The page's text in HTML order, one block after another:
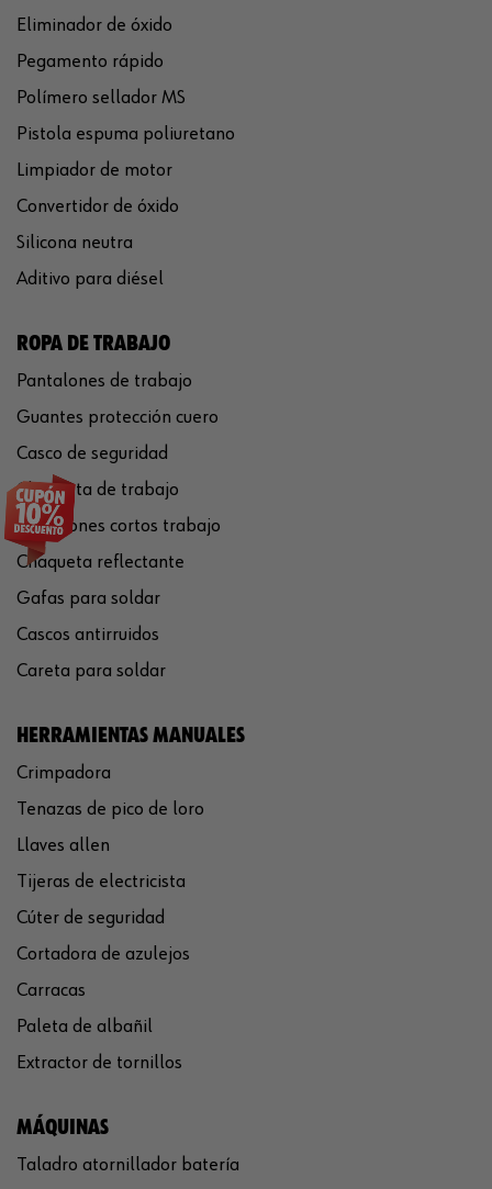
Eliminador de óxido
Pegamento rápido
Polímero sellador MS
Pistola espuma poliuretano
Limpiador de motor
Convertidor de óxido
Silicona neutra
Aditivo para diésel
ROPA DE TRABAJO
Pantalones de trabajo
Guantes protección cuero
Casco de seguridad
Chaqueta de trabajo
Pantalones cortos trabajo
Chaqueta reflectante
Gafas para soldar
Cascos antirruidos
Careta para soldar
HERRAMIENTAS MANUALES
Crimpadora
Tenazas de pico de loro
Llaves allen
Tijeras de electricista
Cúter de seguridad
Cortadora de azulejos
Carracas
Paleta de albañil
Extractor de tornillos
MÁQUINAS
Taladro atornillador batería